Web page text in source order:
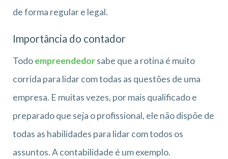
de forma regular e legal.
Importância do contador
Todoempreendedorsabe que a rotina é muito
corrida para lidar com todas as questões de uma
empresa. E muitas vezes, por mais qualificado e
preparado que seja o profissional, ele não dispõe de
todas as habilidades para lidar com todos os
assuntos. A contabilidade é um exemplo.